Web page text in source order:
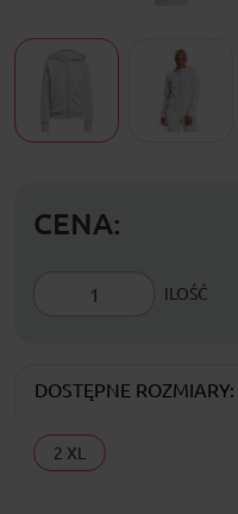
CENA:
ILOŚĆ
DOSTĘPNE ROZMIARY:
2 XL